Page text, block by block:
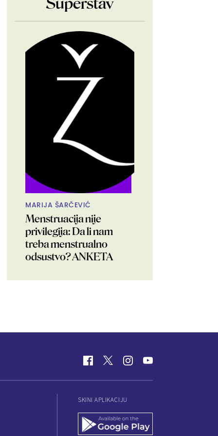
MARIJA ŠARČEVIĆ
Menstruacija nije
privilegija: Da li nam
treba menstrualno
odsustvo? ANKETA
SKINI APLIKACIJU